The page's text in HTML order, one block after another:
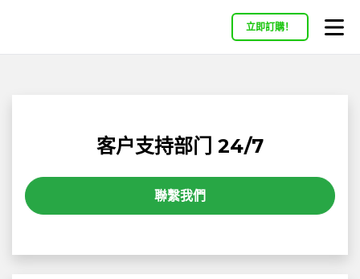
立即訂購！
客户支持部门 24/7
聯繫我們